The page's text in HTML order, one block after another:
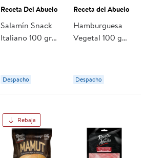
Receta Del Abuelo
Salamín Snack
Italiano 100 gr
Despacho
Receta del Abuelo
Hamburguesa
Vegetal 100 g
Despacho
Rebaja